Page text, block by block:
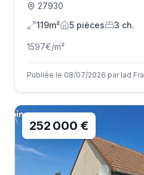
27930
119m²
5 pièces 3 ch.
1597€/m²
Publiée le 08/07/2026 par Iad
252 000 €